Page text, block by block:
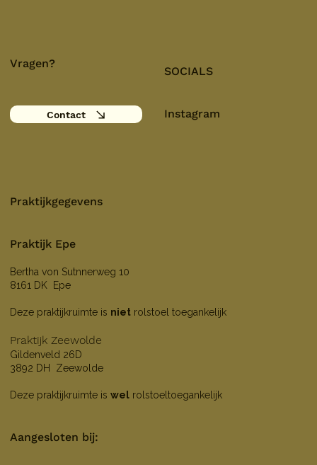
SOCIALS
Instagram
Aangesloten bij:
Vragen?
Contact
Praktijkgegevens
Praktijk Epe
Bertha von Sutnnerweg 10
8161 DK Epe
Deze praktijkruimte is nietrolstoel toegankelijk
Praktijk Zeewolde
Gildenveld 26D
3892 DH Zeewolde
Deze praktijkruimte is welrolstoeltoegankelijk